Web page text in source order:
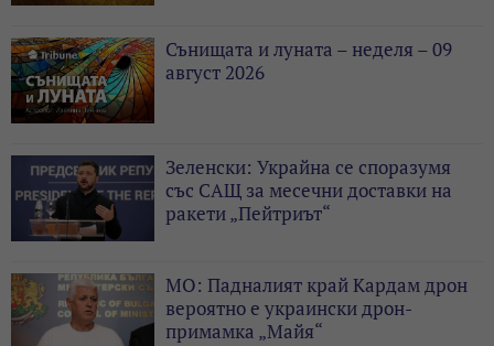
Сънищата и луната – неделя – 09
август 2026
Зеленски: Украйна се споразумя
със САЩ за месечни доставки на
ракети „Пейтриът“
МО: Падналият край Кардам дрон
вероятно е украински дрон-
примамка „Майя“